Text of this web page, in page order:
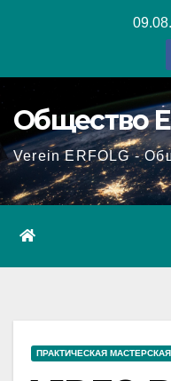
Общество
Verein ERFOLG -
ПРАКТИЧЕСКАЯ МАСТЕРСКАЯ